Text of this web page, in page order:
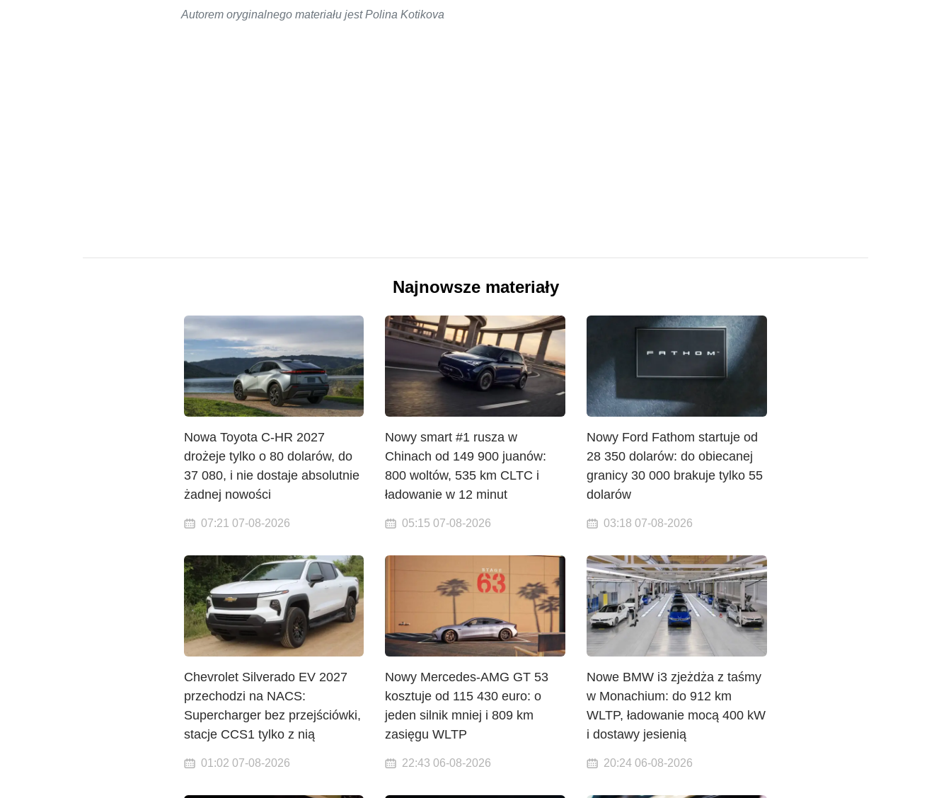
Autorem oryginalnego materiału jest Polina Kotikova
Najnowsze materiały
Nowa Toyota C-HR 2027
drożeje tylko o 80 dolarów, do
37 080, i nie dostaje absolutnie
żadnej nowości
07:21 07-08-2026
Nowy smart #1 rusza w
Chinach od 149 900 juanów:
800 woltów, 535 km CLTC i
ładowanie w 12 minut
05:15 07-08-2026
Nowy Ford Fathom startuje od
28 350 dolarów: do obiecanej
granicy 30 000 brakuje tylko 55
dolarów
03:18 07-08-2026
Chevrolet Silverado EV 2027
przechodzi na NACS:
Supercharger bez przejściówki,
stacje CCS1 tylko z nią
01:02 07-08-2026
Nowy Mercedes-AMG GT 53
kosztuje od 115 430 euro: o
jeden silnik mniej i 809 km
zasięgu WLTP
22:43 06-08-2026
Nowe BMW i3 zjeżdża z taśmy
w Monachium: do 912 km
WLTP, ładowanie mocą 400 kW
i dostawy jesienią
20:24 06-08-2026